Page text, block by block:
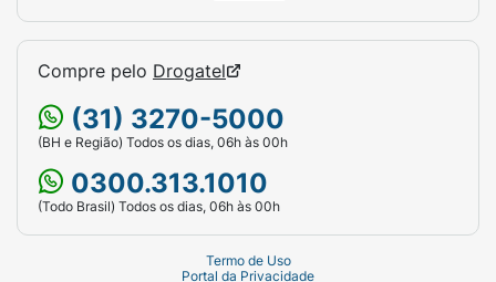
Compre pelo Drogatel
(31) 3270-5000
(BH e Região) Todos os dias, 06h às 00h
0300.313.1010
(Todo Brasil) Todos os dias, 06h às 00h
Termo de Uso
Portal da Privacidade